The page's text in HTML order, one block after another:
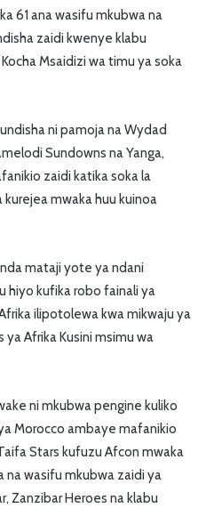
61 ana wasifu mkubwa na
zaidi kwenye klabu
Msaidizi wa timu ya soka
ni pamoja na Wydad
Sundowns na Yanga,
zaidi katika soka la
mwaka huu kuinoa
mataji yote ya ndani
hiyo kufika robo fainali ya
ilipotolewa kwa mikwaju ya
Afrika Kusini msimu wa
ni mkubwa pengine kuliko
Morocco ambaye mafanikio
Stars kufuzu Afcon mwaka
na wasifu mkubwa zaidi ya
Zanzibar Heroes na klabu